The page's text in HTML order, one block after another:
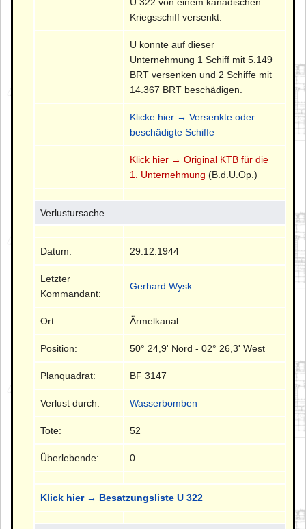
Kriegsschiff versenkt.
U konnte auf dieser
Unternehmung 1 Schiff mit 5.149
BRT versenken und 2 Schiffe mit
14.367 BRT beschädigen.
Klicke hier → Versenkte oder
beschädigte Schiffe
Klick hier → Original KTB für die
1. Unternehmung (B.d.U.Op.)
Verlustursache
Datum: 29.12.1944
Letzter
Kommandant:
Gerhard Wysk
Ort: Ärmelkanal
Position: 50° 24,9' Nord - 02° 26,3' West
Planquadrat: BF 3147
Verlust durch: Wasserbomben
Tote: 52
Überlebende: 0
Klick hier → Besatzungsliste U 322